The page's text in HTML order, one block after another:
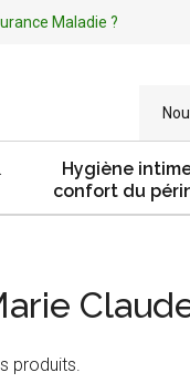
Maladie ?
Hygiène
confort du
produits.